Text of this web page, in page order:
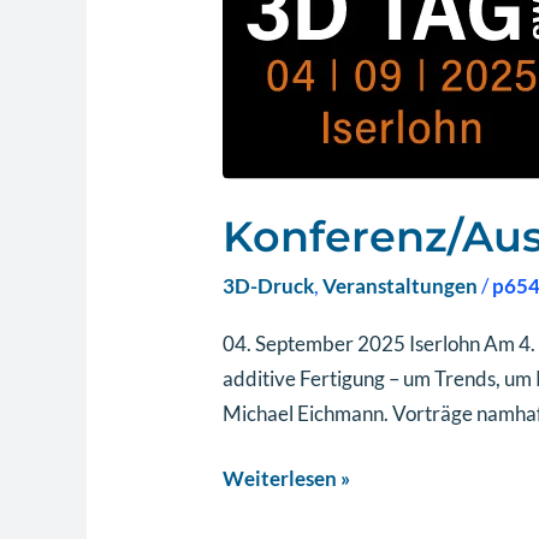
Konferenz/
3D-Druck,Veranstaltungen/
04. September 2025 Iserlohn Am
additive Fertigung – um Trends,
Michael Eichmann. Vorträge
Tag
Weiterlesen »